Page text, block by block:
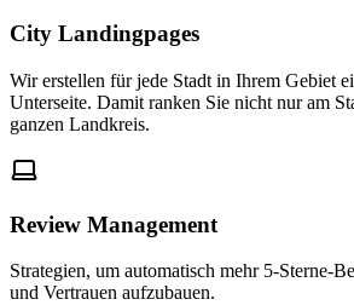
City Landingpages
Wir erstellen für jede Stadt in Ihrem Gebiet
Unterseite. Damit ranken Sie nicht nur am
ganzen Landkreis.
Review Management
Strategien, um automatisch mehr 5-Sterne-
und Vertrauen aufzubauen.